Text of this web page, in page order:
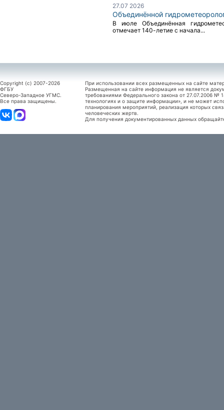
27.07 2026
Объединённой
В июле Объединённая
отмечает 140-летие с начала...
Copyright (c) 2007-2026
ФГБУ
Северо-Западное УГМС.
Все права защищены.
При использовании всех размещенных на сайте
Размещенная на сайте информация не является
требованиями Федерального закона от 27.07.2006
технологиях и о защите информации», и не может
планирования мероприятий, реализация которых
человеческих жертв.
Для получения документированных данных